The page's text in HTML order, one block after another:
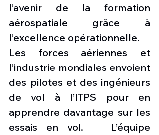
l’avenir de la formation
aérospatiale grâce à
l’excellence opérationnelle.
Les forces aériennes et
l’industrie mondiales envoient
des pilotes et des ingénieurs
de vol à l’ITPS pour en
apprendre davantage sur les
essais en vol.   L’équipe